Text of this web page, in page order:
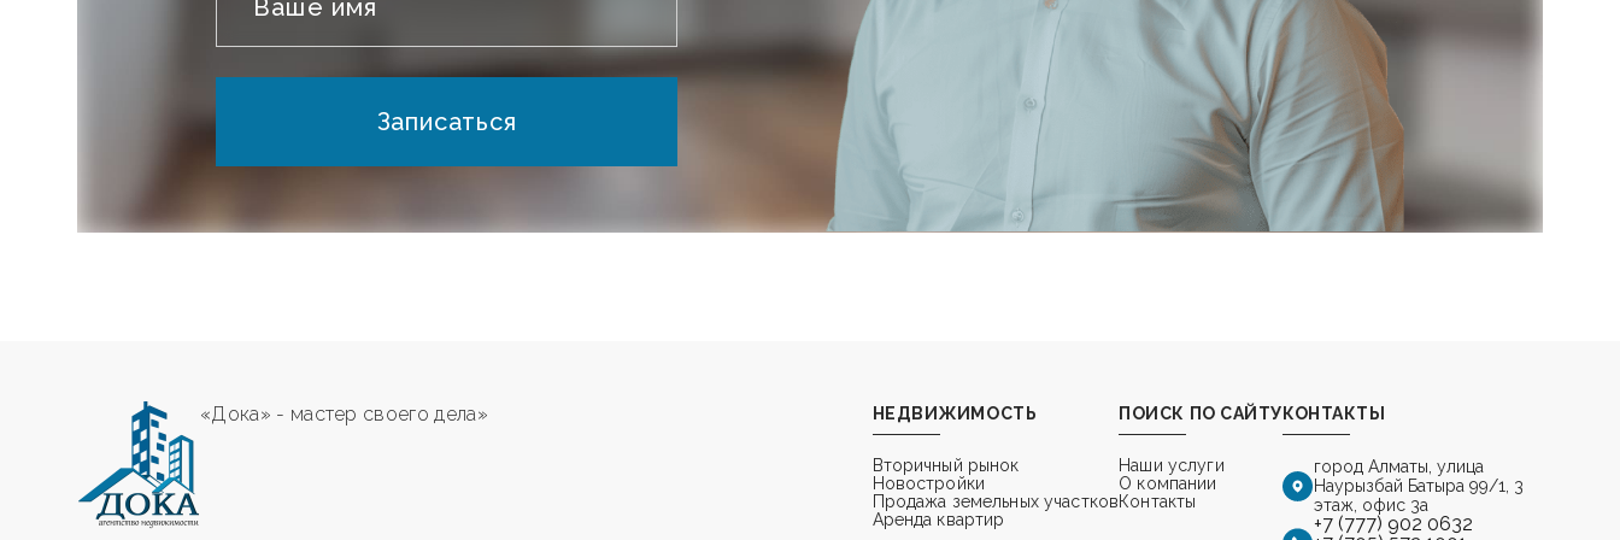
Записаться
«Дока» - мастер своего дела» НЕДВИЖИМОСТЬ
Вторичный рынок
Новостройки
Продажа земельных участков
Аренда квартир
ПОИСК ПО САЙТУ
Наши услуги
О компании
Контакты
КОНТАКТЫ
город Алматы, улица
Наурызбай Батыра 99/1, 3
этаж, офис 3а
+7 (777) 902 0632